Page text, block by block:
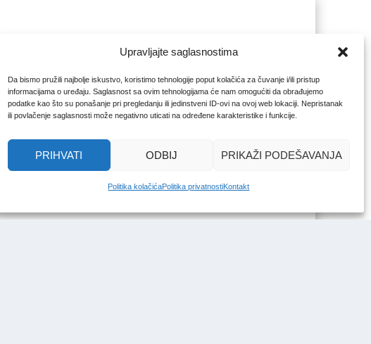
Upravljajte saglasnostima
Da bismo pružili najbolje iskustvo, koristimo tehnologije poput kolačića za čuvanje i/ili pristup
informacijama o uređaju. Saglasnost sa ovim tehnologijama će nam omogućiti da obrađujemo
podatke kao što su ponašanje pri pregledanju ili jedinstveni ID-ovi na ovoj web lokaciji. Nepristanak
ili povlačenje saglasnosti može negativno uticati na određene karakteristike i funkcije.
PRIHVATI ODBIJ PRIKAŽI PODEŠAVANJA
Politika kolačićaPolitika privatnostiKontakt